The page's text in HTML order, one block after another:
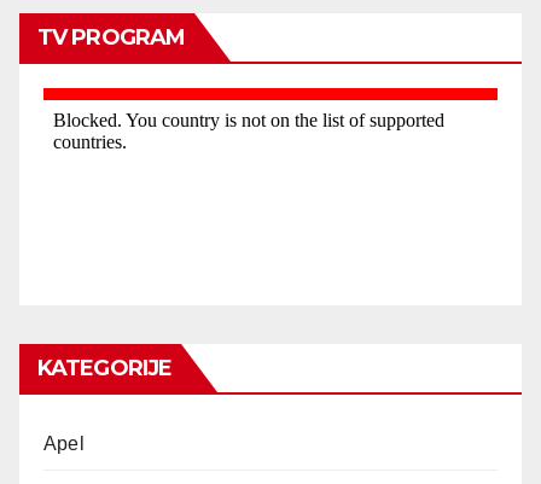
TV PROGRAM
KATEGORIJE
Apel